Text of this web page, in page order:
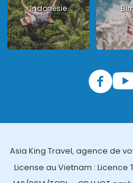
Indonésie
Asia King Travel, agence de
License au Vietnam : Licence